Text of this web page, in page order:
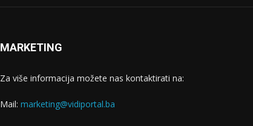
MARKETING
Za više informacija možete nas kontaktirati na:
Mail: marketing@vidiportal.ba